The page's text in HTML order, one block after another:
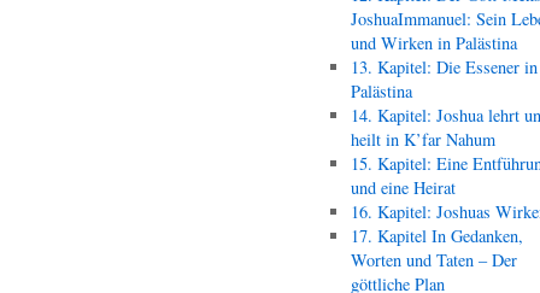
JoshuaImmanuel: Sein
und Wirken in Palästina
13. Kapitel: Die Essener in
Palästina
14. Kapitel: Joshua lehrt
heilt in K’far Nahum
15. Kapitel: Eine
und eine Heirat
16. Kapitel: Joshuas
17. Kapitel In Gedanken,
Worten und Taten – Der
göttliche Plan